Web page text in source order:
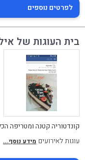
לפרטים נוספים
בית העוגות של
קונדטוריה קטנה ומטריפה
עוגות לאירועים מידע נוסף...